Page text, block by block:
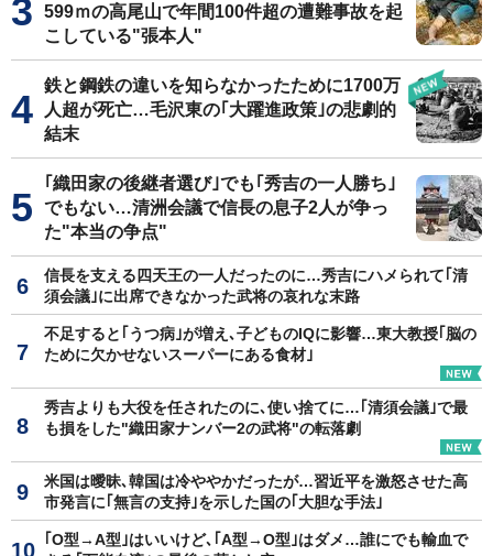
599ｍの高尾山で年間100件超の遭難事故を起
こしている"張本人"
鉄と鋼鉄の違いを知らなかったために1700万
人超が死亡…毛沢東の｢大躍進政策｣の悲劇的
結末
｢織田家の後継者選び｣でも｢秀吉の一人勝ち｣
でもない…清洲会議で信長の息子2人が争っ
た"本当の争点"
信長を支える四天王の一人だったのに…秀吉にハメられて｢清
須会議｣に出席できなかった武将の哀れな末路
不足すると｢うつ病｣が増え､子どものIQに影響…東大教授｢脳の
ために欠かせないスーパーにある食材｣
秀吉よりも大役を任されたのに､使い捨てに…｢清須会議｣で最
も損をした"織田家ナンバー2の武将"の転落劇
米国は曖昧､韓国は冷ややかだったが…習近平を激怒させた高
市発言に｢無言の支持｣を示した国の｢大胆な手法｣
｢O型→A型｣はいいけど､｢A型→O型｣はダメ…誰にでも輸血で